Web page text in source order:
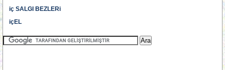
iç SALGI BEZLERi
içEL